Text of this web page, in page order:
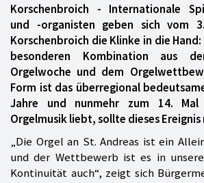
Korschenbroich - Internationale
und -organisten geben sich vom
Korschenbroich die Klinke in die
besonderen Kombination aus
Orgelwoche und dem
Form ist das überregional
Jahre und nunmehr zum 14.
Orgelmusik liebt, sollte dieses Ereignis
„Die Orgel an St. Andreas ist ein
und der Wettbewerb ist es in
Kontinuität auch“, zeigt sich